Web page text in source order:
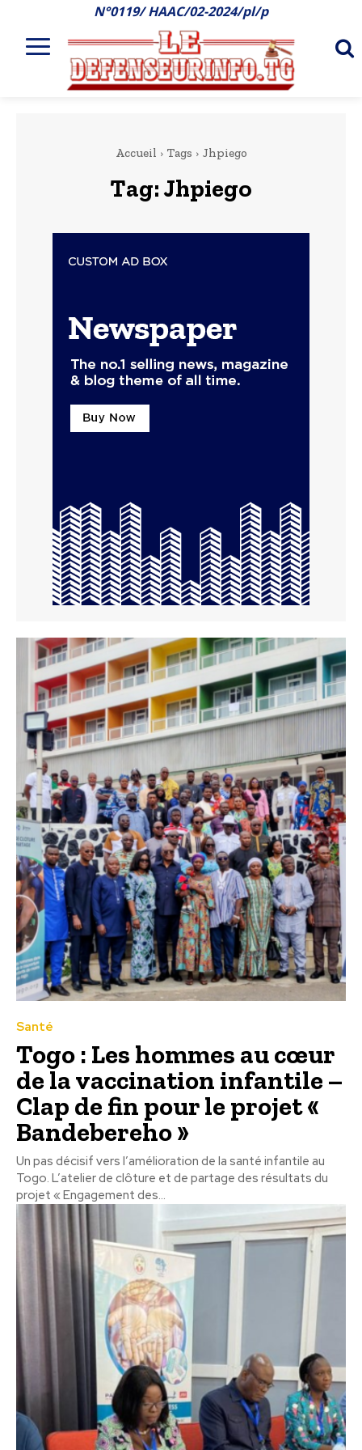
N°0119/ HAAC/02-2024/pl/p
Accueil Tags Jhpiego
Tag:Jhpiego
Santé
Togo : Les hommes au cœur
de la vaccination infantile –
Clap de fin pour le projet «
Bandebereho »
Un pas décisif vers l’amélioration de la santé infantile au
Togo. L’atelier de clôture et de partage des résultats du
projet « Engagement des...